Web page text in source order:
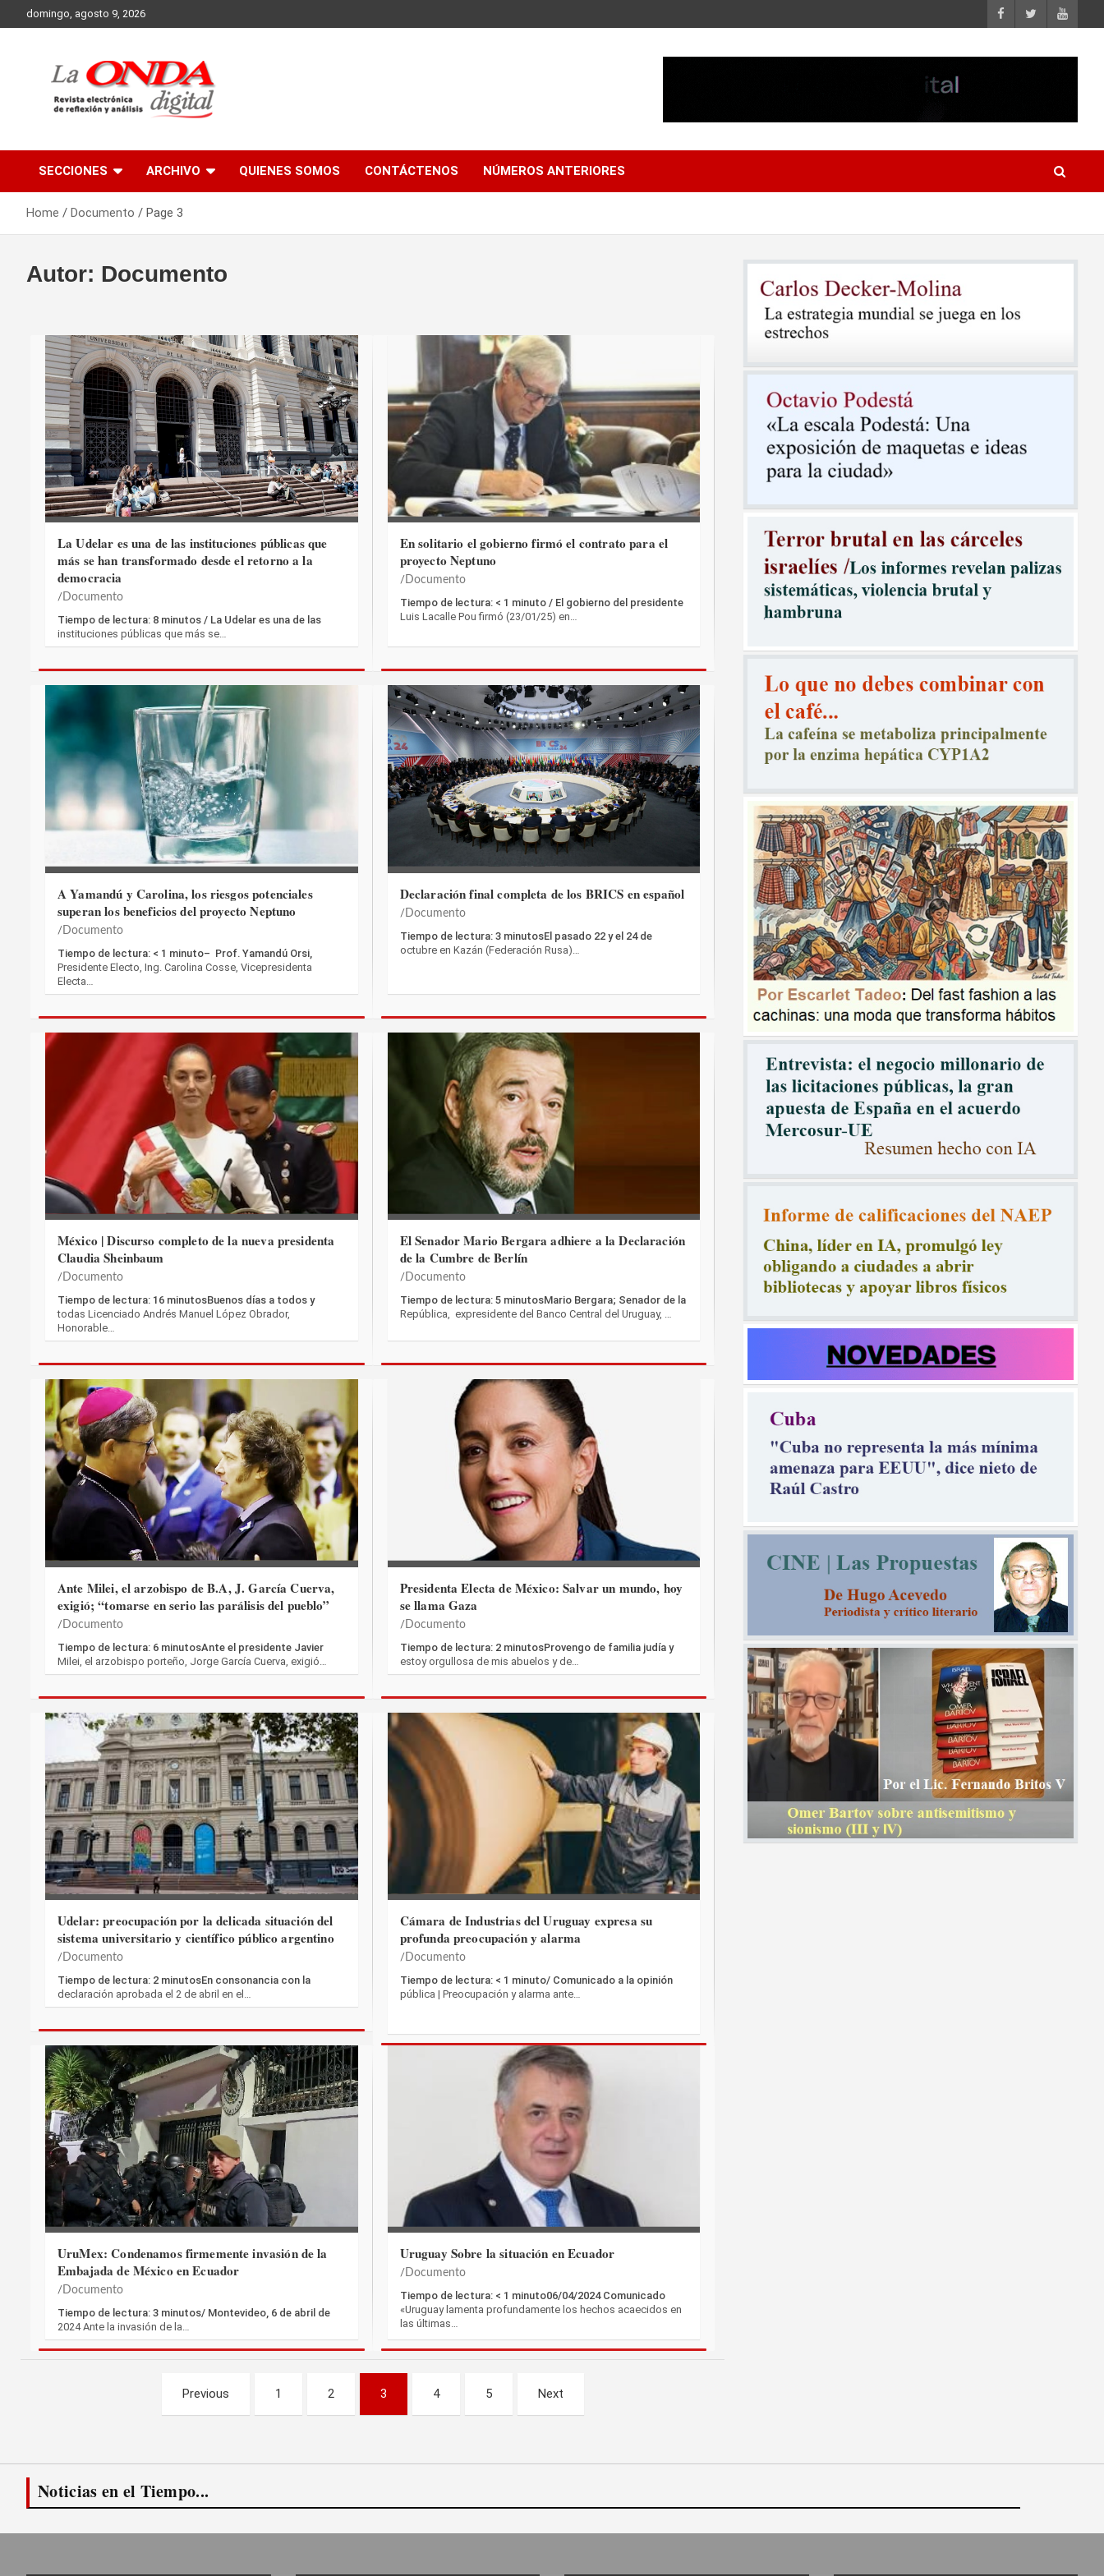
to
domingo, agosto 9, 2026
SECCIONES ARCHIVO QUIENES SOMOS CONTÁCTENOS NÚMEROS ANTERIORES
Home Documento Page 3
Autor: Documento
La Udelar es una de las instituciones públicas que
más se han transformado desde el retorno a la
democracia
Documento
Tiempo de lectura: 8 minutos / La Udelar es una de las
instituciones públicas que más se…
En solitario el gobierno firmó el contrato para el
proyecto Neptuno
Documento
Tiempo de lectura: < 1 minuto / El gobierno del presidente
Luis Lacalle Pou firmó (23/01/25) en…
A Yamandú y Carolina, los riesgos potenciales
superan los beneficios del proyecto Neptuno
Documento
Tiempo de lectura: < 1 minuto– Prof. Yamandú Orsi,
Presidente Electo, Ing. Carolina Cosse, Vicepresidenta
Electa…
Declaración final completa de los BRICS en español
Documento
Tiempo de lectura: 3 minutosEl pasado 22 y el 24 de
octubre en Kazán (Federación Rusa)…
México | Discurso completo de la nueva presidenta
Claudia Sheinbaum
Documento
Tiempo de lectura: 16 minutosBuenos días a todos y
todas Licenciado Andrés Manuel López Obrador,
Honorable…
El Senador Mario Bergara adhiere a la Declaración
de la Cumbre de Berlín
Documento
Tiempo de lectura: 5 minutosMario Bergara; Senador de la
República, expresidente del Banco Central del Uruguay, …
Ante Milei, el arzobispo de B.A, J. García Cuerva,
exigió; “tomarse en serio las parálisis del pueblo”
Documento
Tiempo de lectura: 6 minutosAnte el presidente Javier
Milei, el arzobispo porteño, Jorge García Cuerva, exigió…
Presidenta Electa de México: Salvar un mundo, hoy
se llama Gaza
Documento
Tiempo de lectura: 2 minutosProvengo de familia judía y
estoy orgullosa de mis abuelos y de…
Udelar: preocupación por la delicada situación del
sistema universitario y científico público argentino
Documento
Tiempo de lectura: 2 minutosEn consonancia con la
declaración aprobada el 2 de abril en el…
Cámara de Industrias del Uruguay expresa su
profunda preocupación y alarma
Documento
Tiempo de lectura: < 1 minuto/ Comunicado a la opinión
pública | Preocupación y alarma ante…
UruMex: Condenamos firmemente invasión de la
Embajada de México en Ecuador
Documento
Tiempo de lectura: 3 minutos/ Montevideo, 6 de abril de
2024 Ante la invasión de la…
Uruguay Sobre la situación en Ecuador
Documento
Tiempo de lectura: < 1 minuto06/04/2024 Comunicado
«Uruguay lamenta profundamente los hechos acaecidos en
las últimas…
entradas
Previous 1 2 3 4 5 Next
Noticias en el Tiempo...